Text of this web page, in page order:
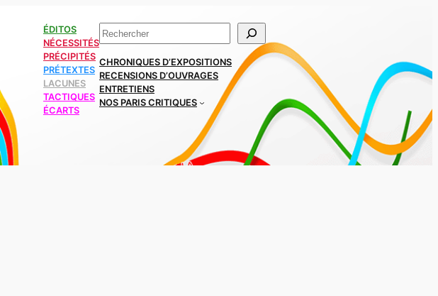
ÉDITOS
NÉCESSITÉS
PRÉCIPITÉS
PRÉTEXTES
LACUNES
TACTIQUES
ÉCARTS
Rechercher
CHRONIQUES D’EXPOSITIONS
RECENSIONS D’OUVRAGES
ENTRETIENS
NOS PARIS CRITIQUES